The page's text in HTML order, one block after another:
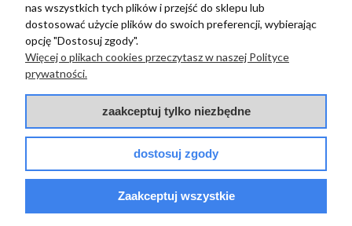
PAFFONI LIGHT
LIG131BO BATERIA
BIDETOWA STOJĄCA
JEDNOUCHWYTOWA
BIAŁA
Paffoni
UMYWALKOWA
PODTYNKOWA
BIAŁA
1 089,00 zł szt.
nas wszystkich tych plików i przejść do sklepu lub
dostosować użycie plików do swoich preferencji, wybierając
opcję "Dostosuj zgody".
Więcej o plikach cookies przeczytasz w naszej Polityce
prywatności.
zaakceptuj tylko niezbędne
dostosuj zgody
Zaakceptuj wszystkie